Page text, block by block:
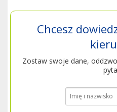
Chcesz
Zostaw swoje dane,